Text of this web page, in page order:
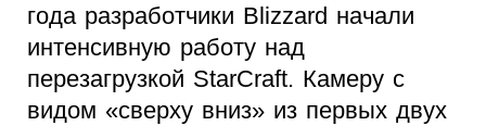
года разработчики Blizzard начали
интенсивную работу над
перезагрузкой StarCraft. Камеру с
видом «сверху вниз» из первых двух